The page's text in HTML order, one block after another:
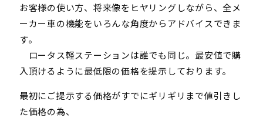
お客様の使い方、将来像をヒヤリングしながら、全メ
ーカー車の機能をいろんな角度からアドバイスできま
す。
ロータス軽ステーションは誰でも同じ。最安値で購
入頂けるように最低限の価格を提示しております。
最初にご提示する価格がすでにギリギリまで値引きし
た価格の為、